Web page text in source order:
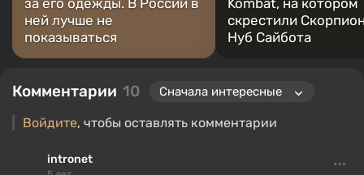
за его одежды. В России в
ней лучше не
показываться
Kombat, на котором
скрестили
Нуб Сайбота
Комментарии 10
Войдите, чтобы оставлять комментарии
intronet